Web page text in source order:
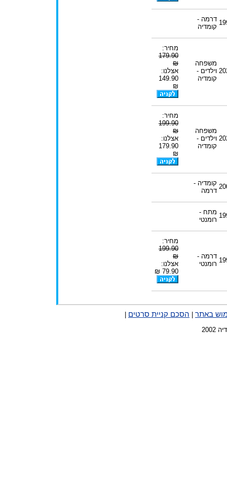
דרמה -
קומדיה
משפחה
וילדים -
קומדיה
מחיר:
179.90
₪
אצלנו:
149.90
₪
משפחה
וילדים -
קומדיה
מחיר:
199.90
₪
אצלנו:
179.90
₪
קומדיה -
דרמה
מתח -
רומנטי
דרמה -
רומנטי
מחיר:
199.90
₪
אצלנו:
79.90 ₪
באתר הסכם קניית סרטים